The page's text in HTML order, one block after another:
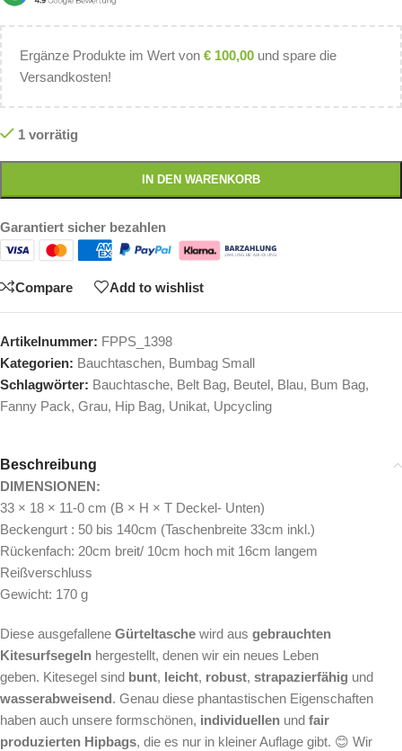
Ergänze Produkte im Wert von € 100,00 und spare die
Versandkosten!
1 vorrätig
IN DEN WARENKORB
Garantiert sicher bezahlen
Compare Add to wishlist
Artikelnummer: FPPS_1398
Kategorien: Bauchtaschen, Bumbag Small
Schlagwörter: Bauchtasche, Belt Bag, Beutel, Blau, Bum Bag,
Fanny Pack, Grau, Hip Bag, Unikat, Upcycling
Beschreibung
DIMENSIONEN:
33 × 18 × 11-0 cm (B × H × T Deckel- Unten)
Beckengurt : 50 bis 140cm (Taschenbreite 33cm inkl.)
Rückenfach: 20cm breit/ 10cm hoch mit 16cm langem
Reißverschluss
Gewicht: 170 g
Diese ausgefallene Gürteltasche wird aus gebrauchten
Kitesurfsegeln hergestellt, denen wir ein neues Leben
geben. Kitesegel sind bunt, leicht, robust, strapazierfähig und
wasserabweisend. Genau diese phantastischen Eigenschaften
haben auch unsere formschönen, individuellen und fair
produzierten Hipbags, die es nur in kleiner Auflage gibt. 😊 Wir